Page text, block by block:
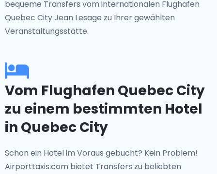
bequeme Transfers vom internationalen Flughafen
Quebec City Jean Lesage zu Ihrer gewählten
Veranstaltungsstätte.
Vom Flughafen Quebec City
zu einem bestimmten Hotel
in Quebec City
Schon ein Hotel im Voraus gebucht? Kein Problem!
Airporttaxis.com bietet Transfers zu beliebten